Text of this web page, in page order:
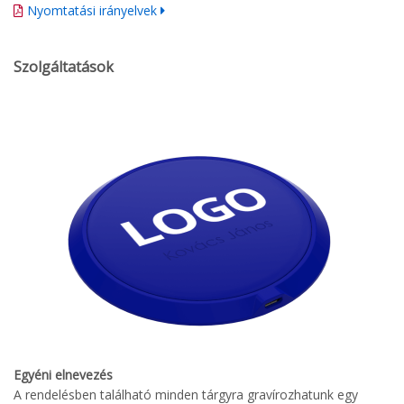
Nyomtatási irányelvek
Szolgáltatások
Egyéni elnevezés
A rendelésben található minden tárgyra gravírozhatunk egy